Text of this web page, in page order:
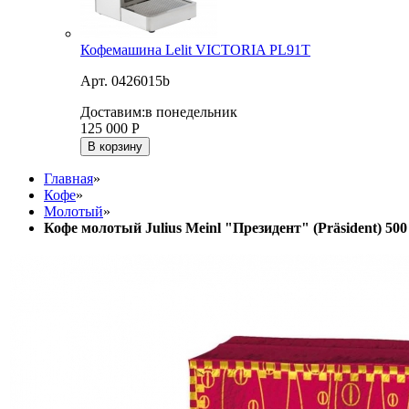
Кофемашина Lelit VICTORIA PL91T
Арт. 0426015b
Доставим:в понедельник
125 000 Р
В корзину
Главная»
Кофе»
Молотый»
Кофе молотый Julius Meinl "Президент" (Präsident) 500